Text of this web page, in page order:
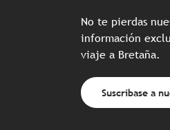
No te pierdas
información
viaje a Bretaña.
Suscríbase a